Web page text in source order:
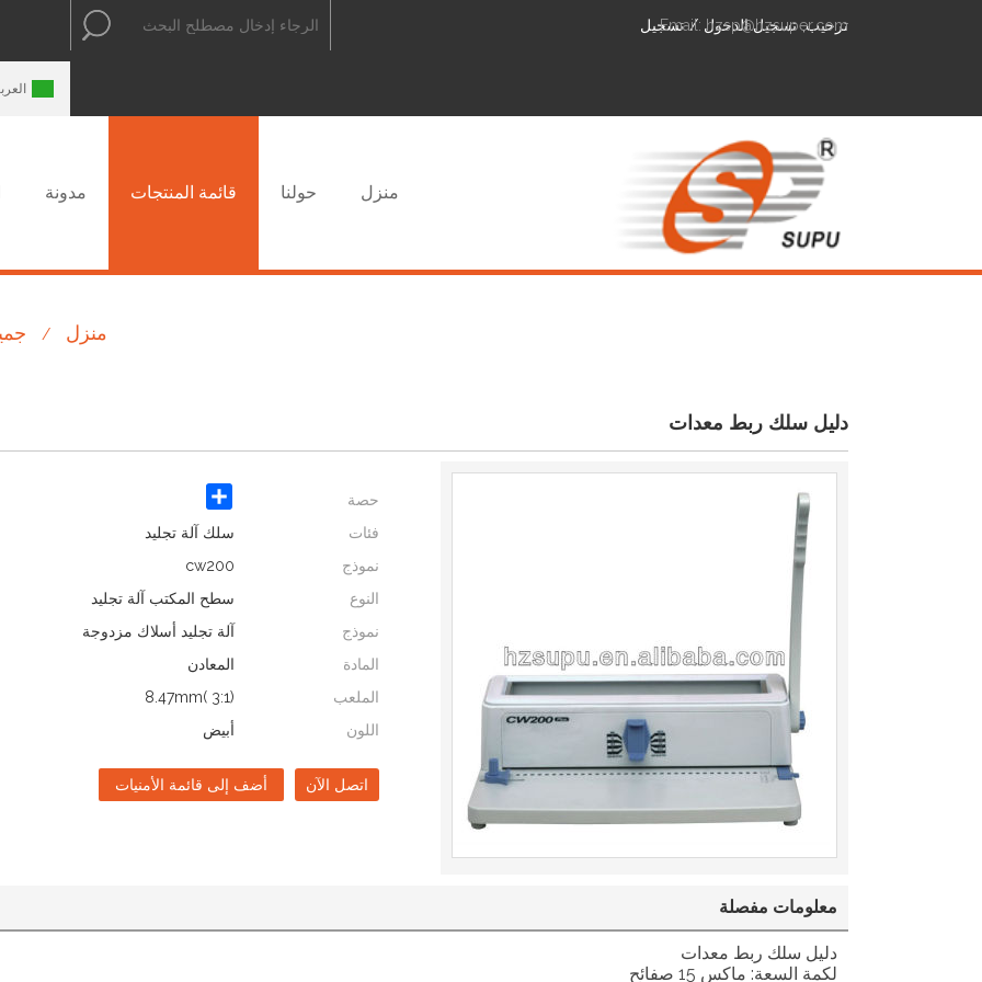
ترحيب, تسجيل الدخول / تسجيل
Email:hzsp@hzsuper.com العربية
منزل حولنا قائمة المنتجات مدونة
منزل /
دليل سلك ربط معدات
حصة Share
فئات
سلك آلة تجليد
نموذج
cw200
النوع
سطح المكتب آلة تجليد
نموذج
آلة تجليد أسلاك مزدوجة
المادة
المعادن
الملعب
8.47mm( 3:1)
اللون
أبيض
اتصل الآن أضف إلى قائمة الأمنيات
معلومات مفصلة
دليل سلك ربط معدات
لكمة السعة: ماكس 15 صفائح